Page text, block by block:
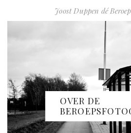
Joost Duppen dé
OVER DE